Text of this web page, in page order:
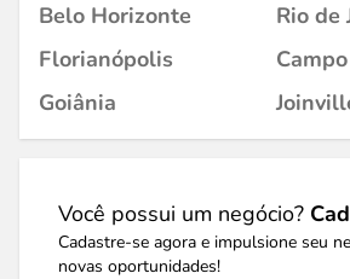
Belo Horizonte
Rio de
Florianópolis
Goiânia
Você possui um negócio?
Cadastre-se agora e impulsione seu
novas oportunidades!